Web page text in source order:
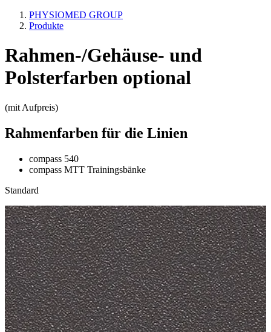
PHYSIOMED GROUP
Produkte
Rahmen-/Gehäuse- und
Polsterfarben optional
(mit Aufpreis)
Rahmenfarben für die Linien
compass 540
compass MTT Trainingsbänke
Standard